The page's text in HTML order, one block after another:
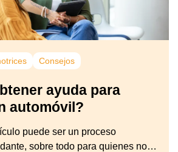
Consejos
ayuda para
automóvil?
puede ser un proceso
sobre todo para quienes no…